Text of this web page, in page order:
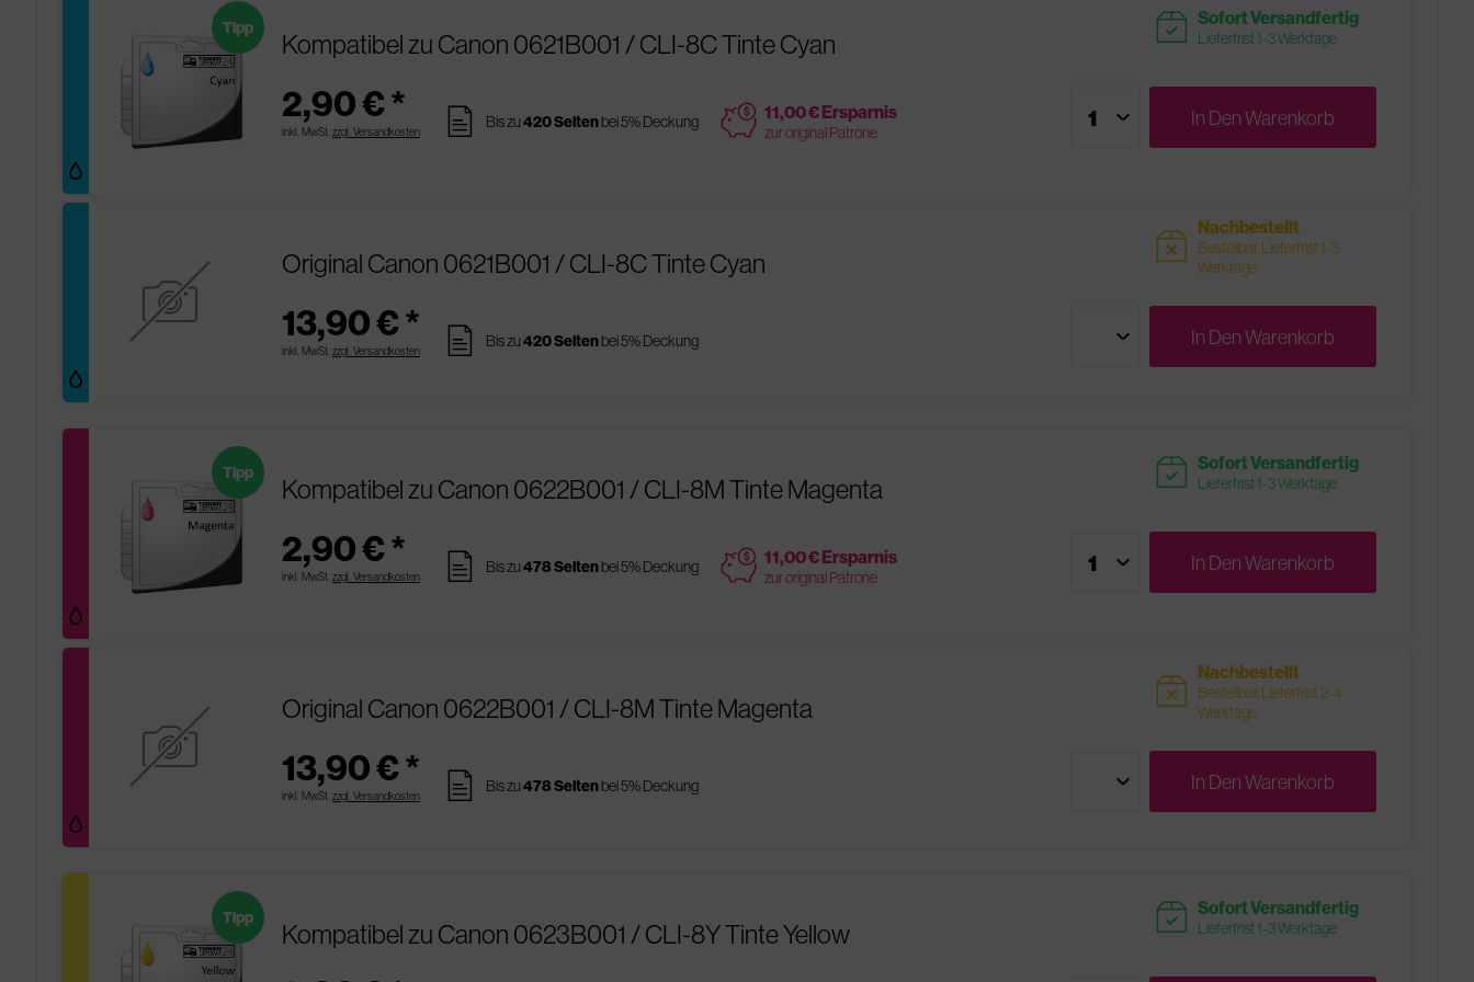
Kompatibel zu Canon 0621B001 / CLI-8C Tinte Cyan
2,90 € *
inkl. MwSt. zzgl. Versandkosten
Tipp
pages Bis zu420 Seitenbei 5% Deckung price 11,00 € Ersparnis
zur original Patrone
readytoship Sofort Versandfertig
Lieferfrist 1-3 Werktage
In DenWarenkorb
Original Canon 0621B001 / CLI-8C Tinte Cyan
13,90 € *
inkl. MwSt. zzgl. Versandkosten pages Bis zu420 Seitenbei 5% Deckung
sold Nachbestellt
Bestellbar, Lieferfrist 1-3
Werktage
In DenWarenkorb
Kompatibel zu Canon 0622B001 / CLI-8M Tinte Magenta
2,90 € *
inkl. MwSt. zzgl. Versandkosten
Tipp
pages Bis zu478 Seitenbei 5% Deckung price 11,00 € Ersparnis
zur original Patrone
readytoship Sofort Versandfertig
Lieferfrist 1-3 Werktage
In DenWarenkorb
Original Canon 0622B001 / CLI-8M Tinte Magenta
13,90 € *
inkl. MwSt. zzgl. Versandkosten pages Bis zu478 Seitenbei 5% Deckung
sold Nachbestellt
Bestellbar, Lieferfrist 2-4
Werktage
In DenWarenkorb
Kompatibel zu Canon 0623B001 / CLI-8Y Tinte Yellow
Tipp readytoship Sofort Versandfertig
Lieferfrist 1-3 Werktage